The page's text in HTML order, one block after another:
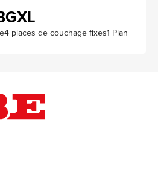
4 places de couchage fixes1 Plan